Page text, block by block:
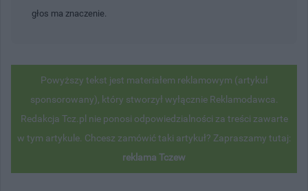
głos ma znaczenie.
Powyższy tekst jest materiałem reklamowym (artykuł
sponsorowany), który stworzył wyłącznie Reklamodawca.
Redakcja Tcz.pl nie ponosi odpowiedzialności za treści zawarte
w tym artykule. Chcesz zamówić taki artykuł? Zapraszamy tutaj:
reklama Tczew